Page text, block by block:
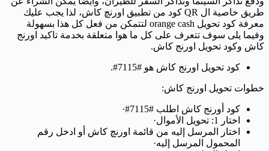
طريق خاصية ال QR كود من تطبيق اورنچ كاش، لذا يجب عليك
معرفة كود تحويل orange cash لتتمكن من فعل كل هذا بسهولة
وفيما يلى سوف تتعرف على كل ما هوا متعلقة بخدمة تاكيد اورنج
كاش وكود تحويل اورنج كاش.
كود تحويل اورنج كاش هو #7115#.
خطوات تحويل اورنج كاش:
كود أورنج كاش اطلب #7115#·
اختار 1: تحويل الأموال·
اختار المرسل إليه من قائمة اورنچ كاش أو ادخل رقم
المحمول المرسل إليه·